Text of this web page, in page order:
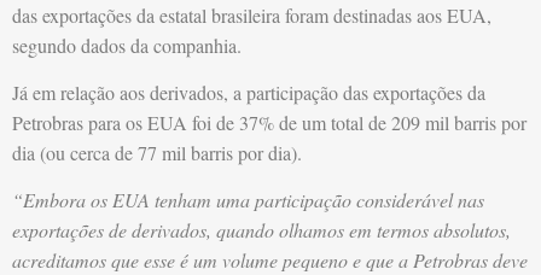
das exportações da estatal brasileira foram destinadas aos EUA,
segundo dados da companhia.
Já em relação aos derivados, a participação das exportações da
Petrobras para os EUA foi de 37% de um total de 209 mil barris por
dia (ou cerca de 77 mil barris por dia).
“Embora os EUA tenham uma participação considerável nas
exportações de derivados, quando olhamos em termos absolutos,
acreditamos que esse é um volume pequeno e que a Petrobras deve